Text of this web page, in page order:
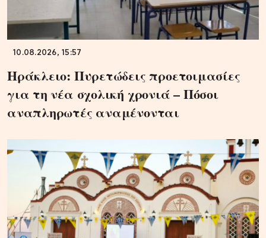
10.08.2026, 15:57
Ηράκλειο: Πυρετώδεις προετοιμασίες
για τη νέα σχολική χρονιά – Πόσοι
αναπληρωτές αναμένονται